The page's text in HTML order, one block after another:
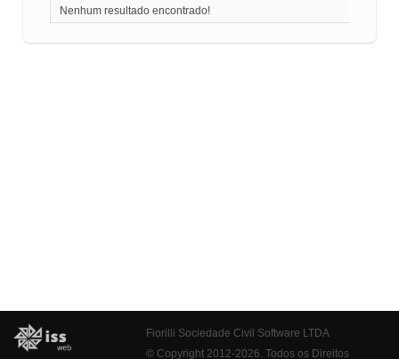
Nenhum resultado encontrado!
Fiorilli Sociedade Civil Software LTDA
© Copyright 2012-2026. Todos os Direitos